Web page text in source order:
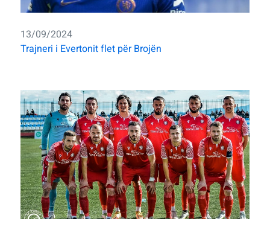
13/09/2024
Trajneri i Evertonit flet për Brojën